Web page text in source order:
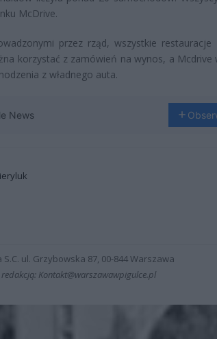
McDrive.
przez rząd, wszystkie restauracje
korzystać z zamówień na wynos, a Mcdrive
z władnego auta.
News
ul. Grzybowska 87, 00-844 Warszawa
Kontakt@warszawawpigulce.pl